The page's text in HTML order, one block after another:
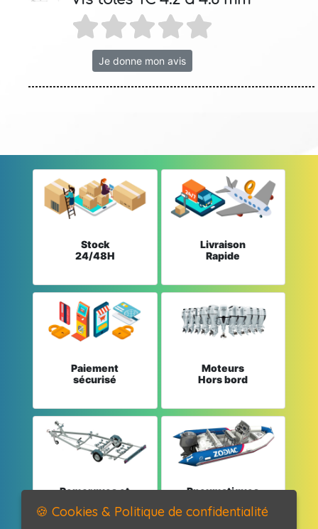
Je donne mon avis
Stock
24/48H
Livraison
Rapide
Paiement
sécurisé
Moteurs
Hors bord
Remorques et
Pneumatiques
🍪 Cookies & Politique de confidentialité